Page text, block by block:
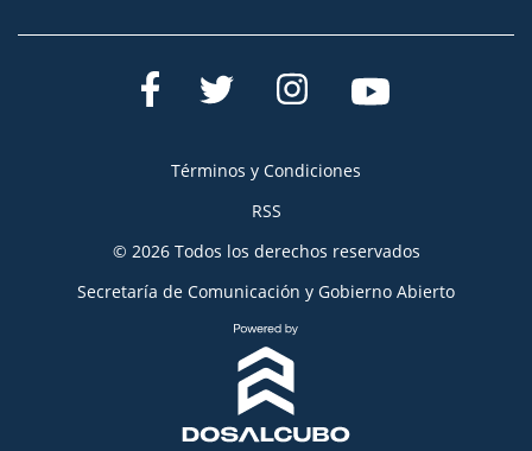
Términos y Condiciones
RSS
© 2026 Todos los derechos reservados
Secretaría de Comunicación y Gobierno Abierto